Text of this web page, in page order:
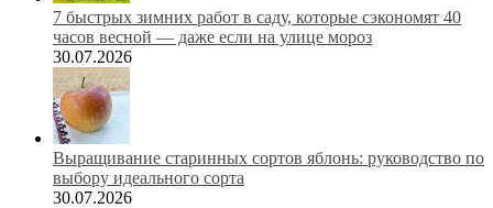
7 быстрых зимних работ в саду, которые сэкономят 40
часов весной — даже если на улице мороз
30.07.2026
Выращивание старинных сортов яблонь: руководство по
выбору идеального сорта
30.07.2026